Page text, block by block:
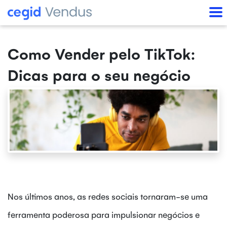
Como Vender pelo TikTok:
Dicas para o seu negócio
Nos últimos anos, as redes sociais tornaram-se uma
ferramenta poderosa para impulsionar negócios e